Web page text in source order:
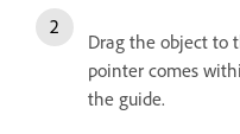
Drag the object to
pointer comes
the guide.